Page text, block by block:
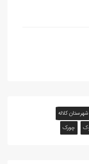
کلاله
چورک